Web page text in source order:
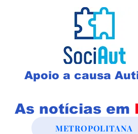
Apoio a causa
As notícias em
METROPOLITANA